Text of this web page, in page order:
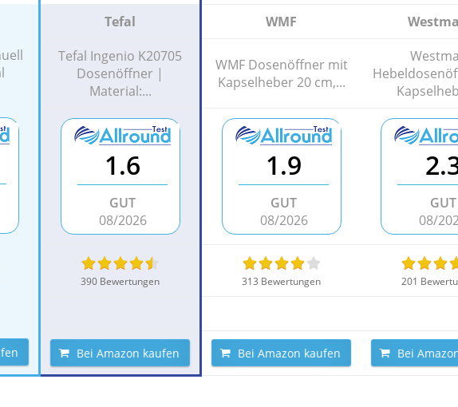
Tefal WMF
Tefal Ingenio K20705
Dosenöffner |
Material:...
WMF Dosenöffner mit
Kapselheber 20 cm,...
1.6
GUT
08/2026
1.9
GUT
08/2026
GUT
08/
390 Bewertungen 313 Bewertungen 201
Bei Amazon kaufen Bei Amazon kaufen Bei